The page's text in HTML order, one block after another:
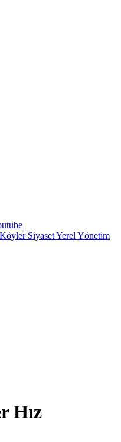
SiyasetYerel Yönetim
Hız